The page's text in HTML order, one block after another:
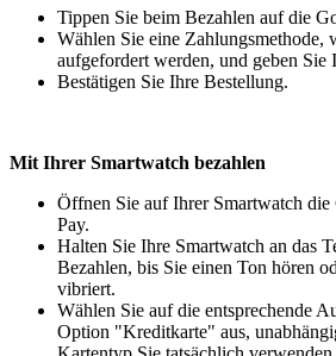
Tippen Sie beim Bezahlen auf die
Wählen Sie eine Zahlungsmethode,
aufgefordert werden, und geben Sie
Bestätigen Sie Ihre Bestellung.
Mit Ihrer Smartwatch bezahlen
Öffnen Sie auf Ihrer Smartwatch
Pay.
Halten Sie Ihre Smartwatch an das
Bezahlen, bis Sie einen Ton hören
vibriert.
Wählen Sie auf die entsprechende
Option "Kreditkarte" aus,